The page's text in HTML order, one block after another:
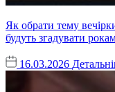
Як обрати тему
будуть згадувати
16.03.2026